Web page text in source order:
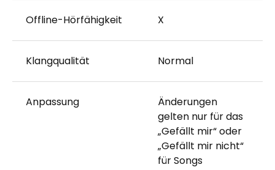
Offline-Hörfähigkeit X
Klangqualität Normal
Anpassung
Änderungen
gelten nur für das
„Gefällt mir“ oder
„Gefällt mir nicht“
für Songs